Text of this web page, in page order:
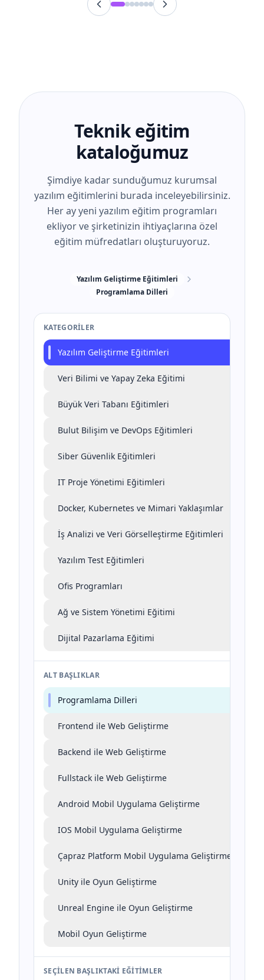
Teknik eğitim
kataloğumuz
Şimdiye kadar sunduğumuz kurumsal
yazılım eğitimlerini burada inceleyebilirsiniz.
Her ay yeni yazılım eğitim programları
ekliyor ve şirketinizin ihtiyaçlarına özel
eğitim müfredatları oluşturuyoruz.
Yazılım Geliştirme Eğitimleri
Programlama Dilleri
KATEGORILER
Yazılım Geliştirme Eğitimleri
Veri Bilimi ve Yapay Zeka Eğitimi
Büyük Veri Tabanı Eğitimleri
Bulut Bilişim ve DevOps Eğitimleri
Siber Güvenlik Eğitimleri
IT Proje Yönetimi Eğitimleri
Docker, Kubernetes ve Mimari Yaklaşımlar
İş Analizi ve Veri Görselleştirme Eğitimleri
Yazılım Test Eğitimleri
Ofis Programları
Ağ ve Sistem Yönetimi Eğitimi
Dijital Pazarlama Eğitimi
ALT BAŞLIKLAR
Programlama Dilleri
Frontend ile Web Geliştirme
Backend ile Web Geliştirme
Fullstack ile Web Geliştirme
Android Mobil Uygulama Geliştirme
IOS Mobil Uygulama Geliştirme
Çapraz Platform Mobil Uygulama Geliştirme
Unity ile Oyun Geliştirme
Unreal Engine ile Oyun Geliştirme
Mobil Oyun Geliştirme
SEÇILEN BAŞLIKTAKI EĞITIMLER